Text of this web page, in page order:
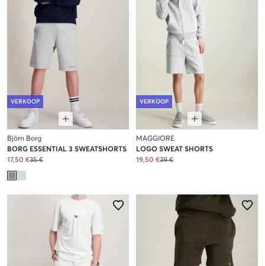
VERKOOP
Björn Borg
BORG ESSENTIAL 3 SWEATSHORTS
17,50 €35 €
VERKOOP
MAGGIORE
LOGO SWEAT SHORTS
19,50 €39 €